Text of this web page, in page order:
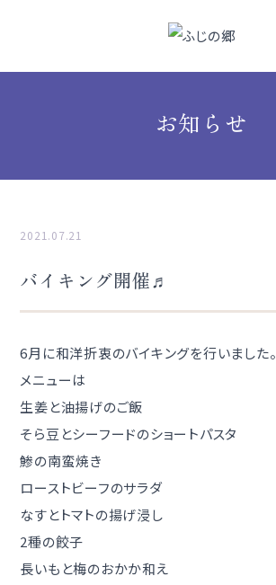
お知らせ
2021.07.21
バイキング開催♬
6月に和洋折衷のバイキングを行いました。
メニューは
生姜と油揚げのご飯
そら豆とシーフードのショートパスタ
鯵の南蛮焼き
ローストビーフのサラダ
なすとトマトの揚げ浸し
2種の餃子
長いもと梅のおかか和え